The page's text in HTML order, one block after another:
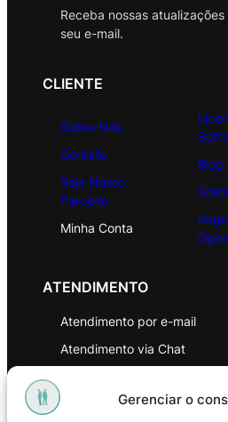
Gerenciar o
Receba nossas
seu e-mail.
CLIENTE
Sobre Nós
Contato
Seja Nosso
Parceiro
Minha Conta
Blog
ATENDIMENTO
Atendimento por e-mail
Atendimento via Chat